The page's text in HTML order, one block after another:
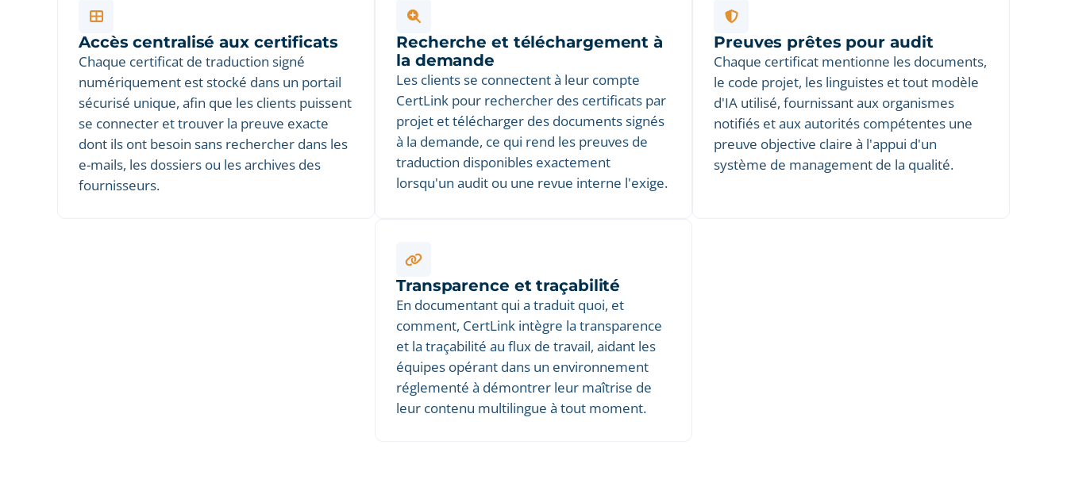
Accès centralisé aux certificats
Chaque certificat de traduction signé
numériquement est stocké dans un portail
sécurisé unique, afin que les clients puissent
se connecter et trouver la preuve exacte
dont ils ont besoin sans rechercher dans les
e-mails, les dossiers ou les archives des
fournisseurs.
Recherche et téléchargement à
la demande
Les clients se connectent à leur compte
CertLink pour rechercher des certificats par
projet et télécharger des documents signés
à la demande, ce qui rend les preuves de
traduction disponibles exactement
lorsqu'un audit ou une revue interne l'exige.
Preuves prêtes pour audit
Chaque certificat mentionne les documents,
le code projet, les linguistes et tout modèle
d'IA utilisé, fournissant aux organismes
notifiés et aux autorités compétentes une
preuve objective claire à l'appui d'un
système de management de la qualité.
Transparence et traçabilité
En documentant qui a traduit quoi, et
comment, CertLink intègre la transparence
et la traçabilité au flux de travail, aidant les
équipes opérant dans un environnement
réglementé à démontrer leur maîtrise de
leur contenu multilingue à tout moment.